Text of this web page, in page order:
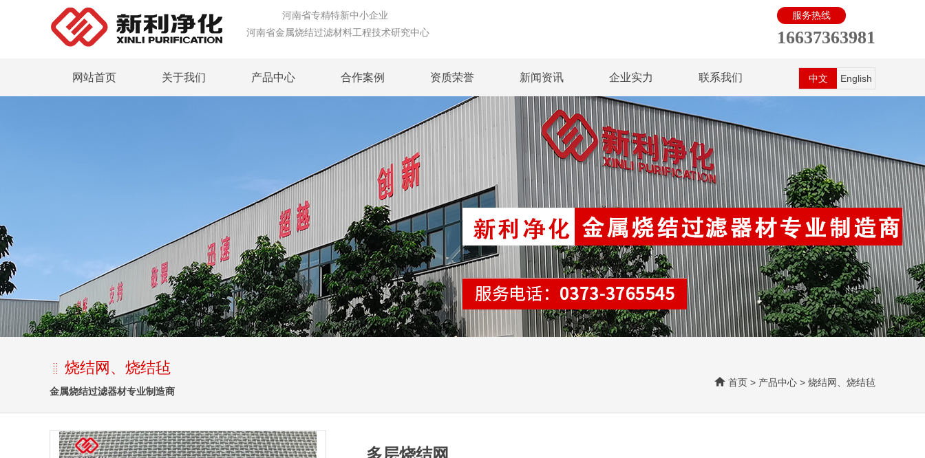
河南省专精特新中小企业
河南省金属烧结过滤材料工程技术研究中心
服务热线
16637363981
网站首页 关于我们 产品中心 合作案例 资质荣誉 新闻资讯 企业实力 联系我们 中文 English
烧结网、烧结毡
金属烧结过滤器材专业制造商
首页 > 产品中心 > 烧结网、烧结毡
多层烧结网